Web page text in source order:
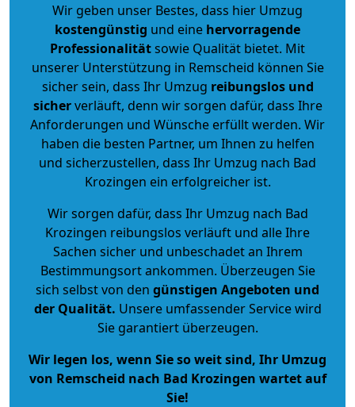
Wir geben unser Bestes, dass hier Umzug
kostengünstig und eine hervorragende
Professionalitätsowie Qualität bietet. Mit
unserer Unterstützung in Remscheid können Sie
sicher sein, dass Ihr Umzug reibungslos und
sicherverläuft, denn wir sorgen dafür, dass Ihre
Anforderungen und Wünsche erfüllt werden. Wir
haben die besten Partner, um Ihnen zu helfen
und sicherzustellen, dass Ihr Umzug nach Bad
Krozingen ein erfolgreicher ist.
Wir sorgen dafür, dass Ihr Umzug nach Bad
Krozingen reibungslos verläuft und alle Ihre
Sachen sicher und unbeschadet an Ihrem
Bestimmungsort ankommen. Überzeugen Sie
sich selbst von den günstigen Angeboten und
der Qualität. Unsere umfassender Service wird
Sie garantiert überzeugen.
Wir legen los, wenn Sie so weit sind, Ihr Umzug
von Remscheid nach Bad Krozingen wartet auf
Sie!